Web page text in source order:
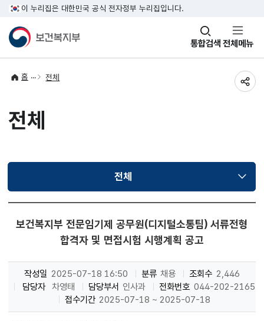
이 누리집은 대한민국 공식 전자정부 누리집입니다.
통합검색
창
열기 전체메뉴
홈 전체
전체
전체선택됨
보건복지부 전문임기제 공무원(디지털소통팀) 서류전형
합격자 및 면접시험 시행계획 공고
작성일 2025-07-18 16:50 분류 채용 조회수 2,446
담당자 차영태 담당부서 인사과 전화번호 044-202-2165
접수기간 2025-07-18 ~ 2025-07-18